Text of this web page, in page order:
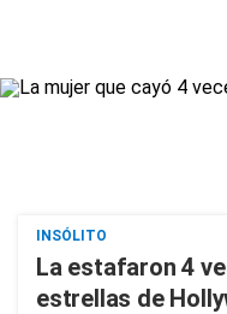
INSÓLITO
La estafaron 4
estrellas de